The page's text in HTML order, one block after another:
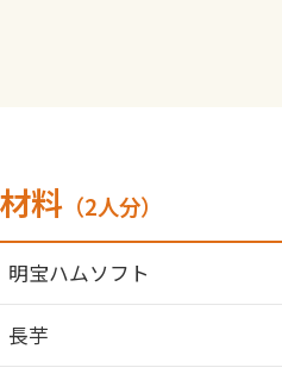
材料 （2人分）
明宝ハムソフト
長芋